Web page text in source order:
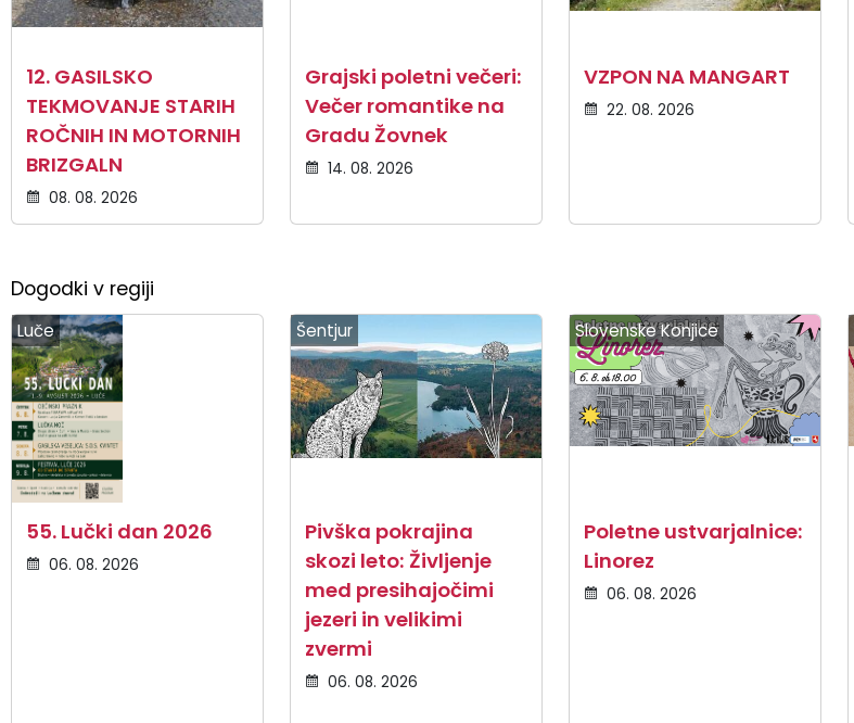
12. GASILSKO
TEKMOVANJE STARIH
ROČNIH IN MOTORNIH
BRIZGALN
08. 08. 2026
Grajski poletni večeri:
Večer romantike na
Gradu Žovnek
14. 08. 2026
VZPON NA MANGART
22. 08. 2026
Dogodki v regiji
Luče
55. Lučki dan 2026
06. 08. 2026
Šentjur
Pivška pokrajina
skozi leto: Življenje
med presihajočimi
jezeri in velikimi
zvermi
06. 08. 2026
Slovenske Konjice
Poletne ustvarjalnice:
Linorez
06. 08. 2026